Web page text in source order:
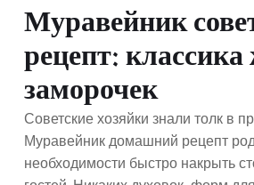
Муравейник
рецепт:
заморочек
Советские хозяйки знали толк в
Муравейник домашний рецепт
необходимости быстро накрыть